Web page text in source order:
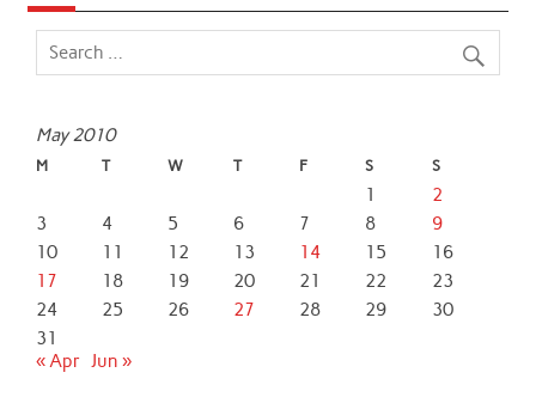
May 2010
M T W T F S S
1
2
3
4 5 6 7 8
9
10
11 12 13 14 15
16
17
18 19 20 21 22
23
24
25 26 27 28 29
30
31
« Apr Jun »